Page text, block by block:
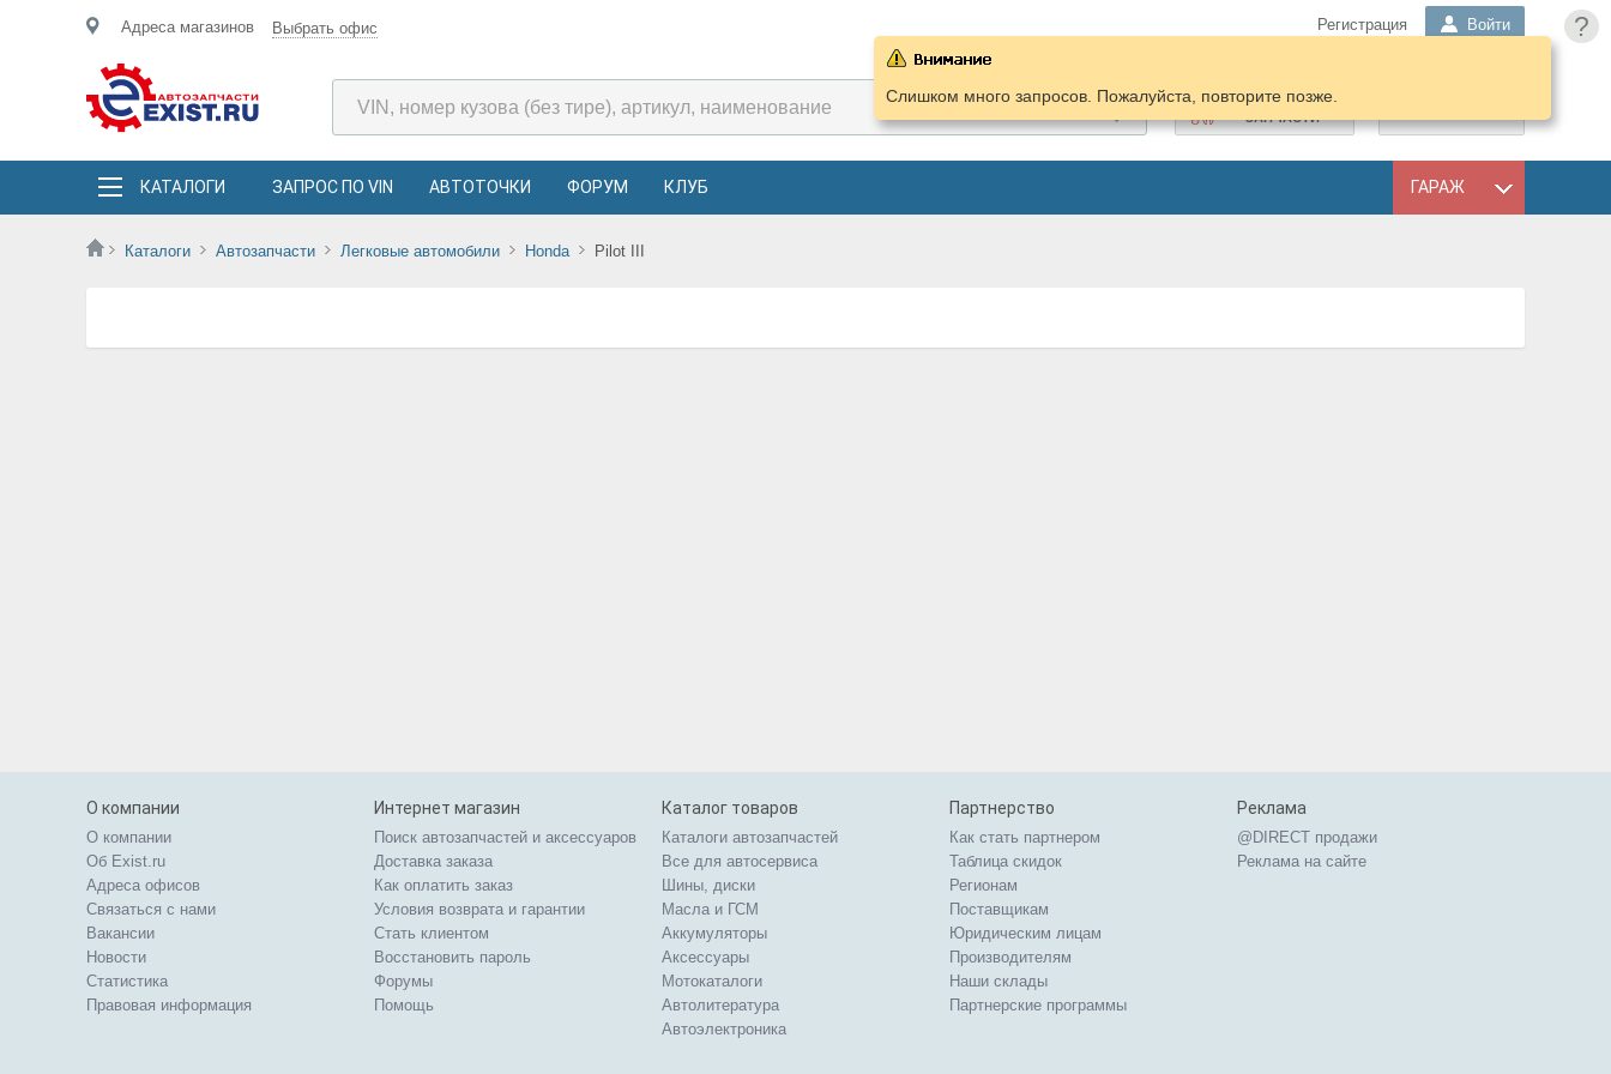
?
Адреса магазинов Выбрать офис Регистрация Войти
ПОДОБРАТЬ
ЗАПЧАСТИ
КАТАЛОГИ ЗАПРОС ПО VIN АВТОТОЧКИ ФОРУМ КЛУБ ГАРАЖ
Каталоги Автозапчасти Легковые автомобили Honda Pilot III
Слишком много запросов. Пожалуйста, повторите позже.
О компании
О компании
Об Exist.ru
Адреса офисов
Связаться с нами
Вакансии
Новости
Статистика
Правовая информация
Интернет магазин
Поиск автозапчастей и аксессуаров
Доставка заказа
Как оплатить заказ
Условия возврата и гарантии
Стать клиентом
Восстановить пароль
Форумы
Помощь
Каталог товаров
Каталоги автозапчастей
Все для автосервиса
Шины, диски
Масла и ГСМ
Аккумуляторы
Аксессуары
Мотокаталоги
Автолитература
Автоэлектроника
Партнерство
Как стать партнером
Таблица скидок
Регионам
Поставщикам
Юридическим лицам
Производителям
Наши склады
Партнерские программы
Реклама
@DIRECT продажи
Реклама на сайте